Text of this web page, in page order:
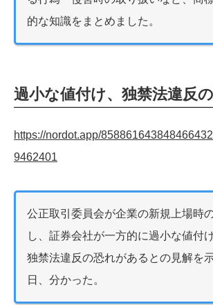
的な知識をまとめました。
過小な値付け、独禁法違反
https://nordot.app/
9462401
公正取引委員会が企業の新規上場時
し、証券会社が一方的に過小な値付
独禁法違反の恐れがあるとの見解を
日、分かった。